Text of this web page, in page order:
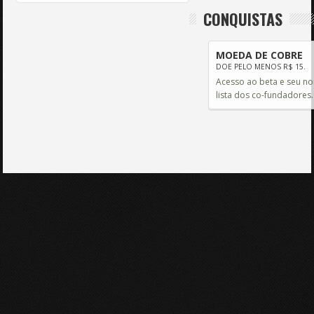
CONQUISTAS
MOEDA DE COBRE
DOE PELO MENOS R$ 15.
Acesso ao beta e seu
lista dos co-fundadores.